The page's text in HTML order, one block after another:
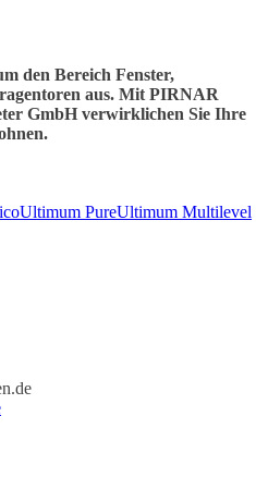
den Bereich Fenster,
aus. Mit PIRNAR
GmbH verwirklichen Sie Ihre
Ultimum PureUltimum Multilevel